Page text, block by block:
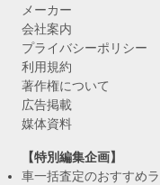
メーカー
会社案内
プライバシーポリシー
利用規約
著作権について
広告掲載
媒体資料
【特別編集企画】
車一括査定のおすすめ